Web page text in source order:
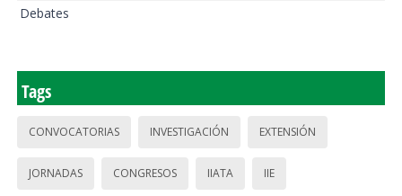
Debates
Tags
CONVOCATORIAS INVESTIGACIÓN EXTENSIÓN
JORNADAS CONGRESOS IIATA IIE